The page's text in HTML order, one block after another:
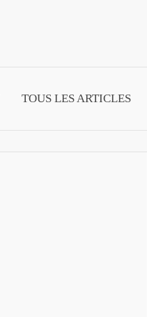
TOUS LES ARTICLES